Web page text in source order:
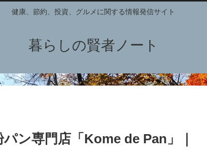
健康、節約、投資、グルメに関する情報発信サイト
暮らしの賢者ノート
ン専門店「Kome de Pan」｜